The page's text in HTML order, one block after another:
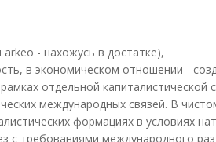
- нахожусь в достатке),
в экономическом отношении -
отдельной капиталистической
международных связей. В
формациях в условиях
с требованиями международного